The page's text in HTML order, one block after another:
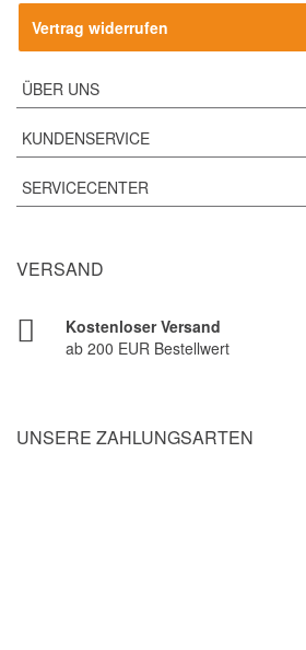
Vertrag widerrufen
ÜBER UNS
KUNDENSERVICE
SERVICECENTER
VERSAND
Kostenloser Versand
ab 200 EUR Bestellwert
UNSERE ZAHLUNGSARTEN